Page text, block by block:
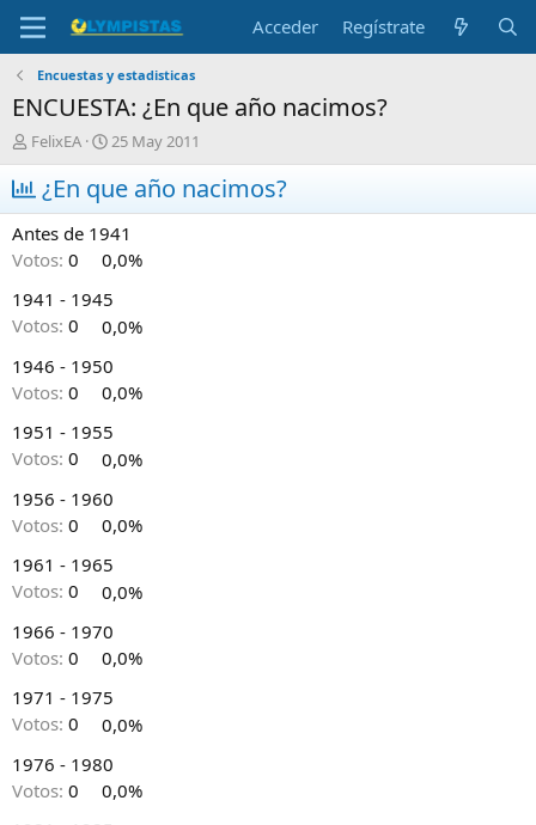
Acceder Regístrate
Encuestas y estadisticas
ENCUESTA: ¿En que año nacimos?
I
n
i
c
i
a
d
o
r
d
l
t
m
a
FelixEA
F
e
c
h
a
d
e
i
n
i
i
o
25 May 2011
¿En que año nacimos?
Antes de 1941
Votos: 0
0,0%
1941 - 1945
Votos: 0
0,0%
1946 - 1950
Votos: 0
0,0%
1951 - 1955
Votos: 0
0,0%
1956 - 1960
Votos: 0
0,0%
1961 - 1965
Votos: 0
0,0%
1966 - 1970
Votos: 0
0,0%
1971 - 1975
Votos: 0
0,0%
1976 - 1980
Votos: 0
0,0%